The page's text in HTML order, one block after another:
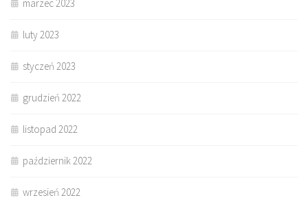
marzec 2023
luty 2023
styczeń 2023
grudzień 2022
listopad 2022
październik 2022
wrzesień 2022